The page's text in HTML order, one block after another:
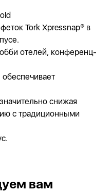
Tork Xpressnap® в
отелей, конференц-
снижая
с традиционными
вам